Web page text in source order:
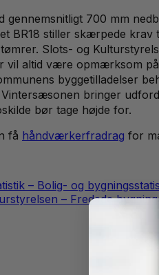
gennemsnitligt 700 mm
BR18 stiller skærpede
Slots- og
vil altid være opmærksom
byggetilladelser
bringer
bør tage højde for.
få håndværkerfradrag for
– Bolig- og
– Fredede